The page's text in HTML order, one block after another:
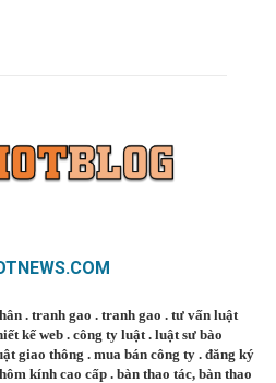
. tranh gao . tranh gao . tư vấn luật
kế web. công ty luật . luật sư bào
giao thông . mua bán công ty. đăng ký
kính cao cấp . bàn thao tác, bàn thao